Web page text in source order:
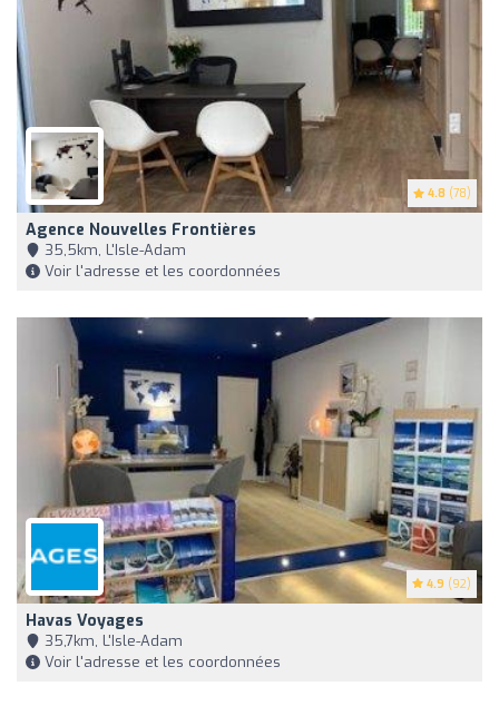
4.8 (78)
Agence Nouvelles Frontières
35,5km, L'Isle-Adam
Voir l'adresse et les coordonnées
4.9 (92)
Havas Voyages
35,7km, L'Isle-Adam
Voir l'adresse et les coordonnées